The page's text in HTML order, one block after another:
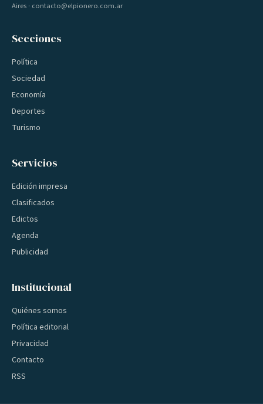
Aires · contacto@elpionero.com.ar
Secciones
Política
Sociedad
Economía
Deportes
Turismo
Servicios
Edición impresa
Clasificados
Edictos
Agenda
Publicidad
Institucional
Quiénes somos
Política editorial
Privacidad
Contacto
RSS